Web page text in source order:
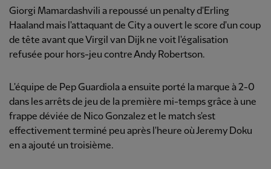
Giorgi Mamardashvili a repoussé un penalty d'Erling
Haaland mais l'attaquant de City a ouvert le score d'un coup
de tête avant que Virgil van Dijk ne voit l'égalisation
refusée pour hors-jeu contre Andy Robertson.
L'équipe de Pep Guardiola a ensuite porté la marque à 2-0
dans les arrêts de jeu de la première mi-temps grâce à une
frappe déviée de Nico Gonzalez et le match s'est
effectivement terminé peu après l'heure où Jeremy Doku
en a ajouté un troisième.